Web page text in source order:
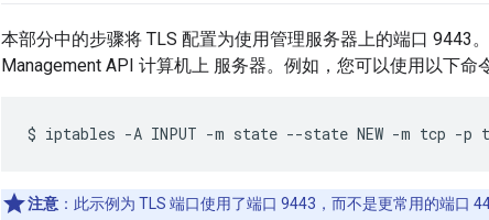
本部分中的步骤将 TLS 配置为使用管理服务器上的端口 9443
Management API 计算机上 服务器。例如，您可以使用以下命
$ iptables -A INPUT -m state --state NEW -m tcp -p
注意 ：此示例为 TLS 端口使用了端口 9443，而不是更常用的端口